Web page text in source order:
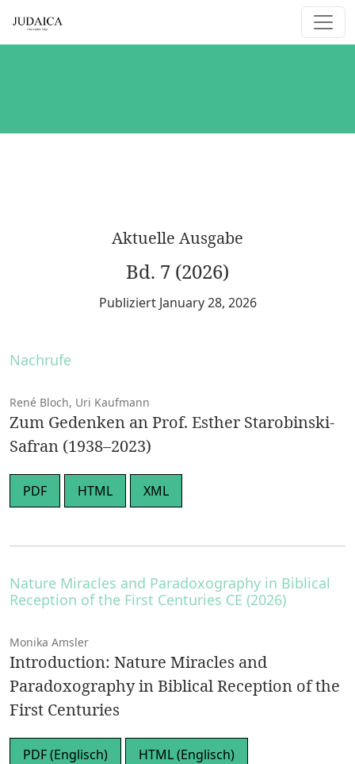
Judaica. Neue digitale Folge
Aktuelle Ausgabe
Bd. 7 (2026)
Publiziert January 28, 2026
Nachrufe
René Bloch, Uri Kaufmann
Zum Gedenken an Prof. Esther Starobinski-
Safran (1938–2023)
PDF HTML XML
Nature Miracles and Paradoxography in Biblical
Reception of the First Centuries CE (2026)
Monika Amsler
Introduction: Nature Miracles and
Paradoxography in Biblical Reception of the
First Centuries
PDF (Englisch)
HTML (Englisch)